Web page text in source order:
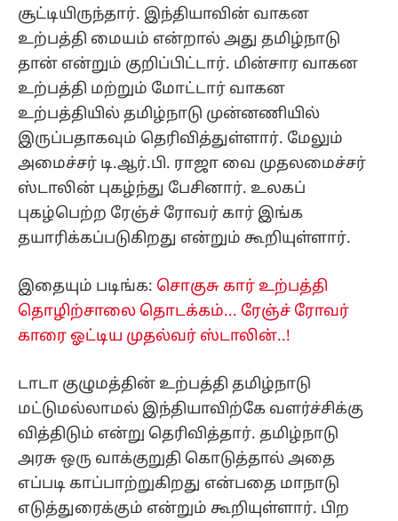
சூட்டியிருந்தார். இந்தியாவின் வாகன
உற்பத்தி மையம் என்றால் அது தமிழ்நாடு
தான் என்றும் குறிப்பிட்டார். மின்சார வாகன
உற்பத்தி மற்றும் மோட்டார் வாகன
உற்பத்தியில் தமிழ்நாடு முன்னணியில்
இருப்பதாகவும் தெரிவித்துள்ளார். மேலும்
அமைச்சர் டி.ஆர்.பி. ராஜா வை முதலமைச்சர்
ஸ்டாலின் புகழ்ந்து பேசினார். உலகப்
புகழ்பெற்ற ரேஞ்ச் ரோவர் கார் இங்க
தயாரிக்கப்படுகிறது என்றும் கூறியுள்ளார்.
இதையும் படிங்க: சொகுசு கார் உற்பத்தி
தொழிற்சாலை தொடக்கம்... ரேஞ்ச் ரோவர்
காரை ஓட்டிய முதல்வர் ஸ்டாலின்..!
டாடா குழுமத்தின் உற்பத்தி தமிழ்நாடு
மட்டுமல்லாமல் இந்தியாவிற்கே வளர்ச்சிக்கு
வித்திடும் என்று தெரிவித்தார். தமிழ்நாடு
அரசு ஒரு வாக்குறுதி கொடுத்தால் அதை
எப்படி காப்பாற்றுகிறது என்பதை மாநாடு
எடுத்துரைக்கும் என்றும் கூறியுள்ளார். பிற